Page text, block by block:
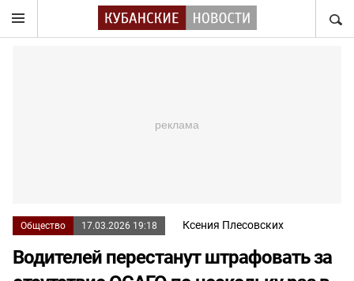
Общество 17.03.2026 19:18 Ксения Плесовских
Водителей перестанут штрафовать за